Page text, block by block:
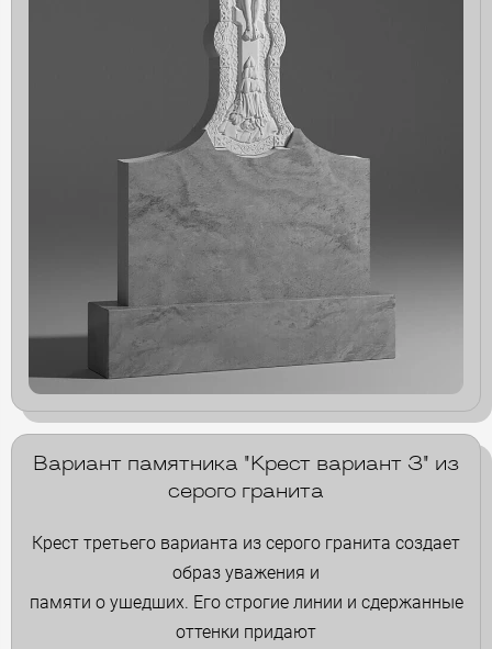
Вариант памятника "Крест вариант 3" из
серого гранита
Крест третьего варианта из серого гранита создает
образ уважения и
памяти о ушедших. Его строгие линии и сдержанные
оттенки придают